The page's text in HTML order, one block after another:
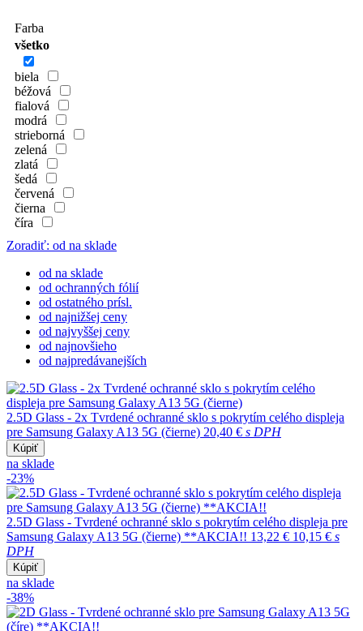
Farba
všetko
biela
béžová
fialová
modrá
strieborná
zelená
zlatá
šedá
červená
čierna
číra
Zoradiť: od na sklade
od na sklade
od ochranných fólií
od ostatného prísl.
od najnižšej ceny
od najvyššej ceny
od najnovšieho
od najpredávanejších
2.5D Glass - 2x Tvrdené ochranné sklo s pokrytím celého displeja
pre Samsung Galaxy A13 5G (čierne) 20,40 € s DPH
Kúpiť
na sklade
-23%
2.5D Glass - Tvrdené ochranné sklo s pokrytím celého displeja pre
Samsung Galaxy A13 5G (čierne) **AKCIA!! 13,22 € 10,15 € s
DPH
Kúpiť
na sklade
-38%